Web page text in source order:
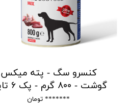
کنسرو سگ - پته میکس
گوشت - ۸۰۰ گرم - پک ۶ تایی
******* تومان